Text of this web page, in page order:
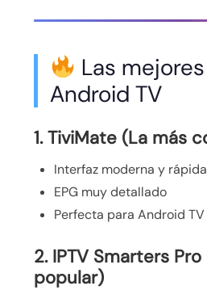
Las
Android TV
1. TiviMate (La más
Interfaz moderna y rápida
EPG muy detallado
Perfecta para Android TV
2. IPTV Smarters
popular)